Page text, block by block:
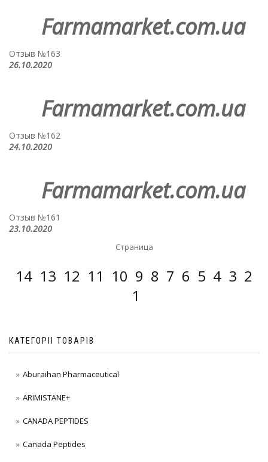
Farmamarket.com.ua
Отзыв №163
26.10.2020
Farmamarket.com.ua
Отзыв №162
24.10.2020
Farmamarket.com.ua
Отзыв №161
23.10.2020
Страница
14 13 12 11 10 9 8 7 6 5 4 3 2
1
КАТЕГОРІІ ТОВАРІВ
Aburaihan Pharmaceutical
ARIMISTANE+
CANADA PEPTIDES
Canada Peptides